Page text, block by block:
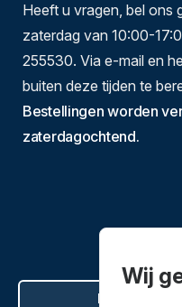
Heeft u vragen, bel ons
zaterdag van 10:00-
255530. Via e-mail en
buiten deze tijden te
Bestellingen worden
zaterdagochtend.
Hier de
Wij